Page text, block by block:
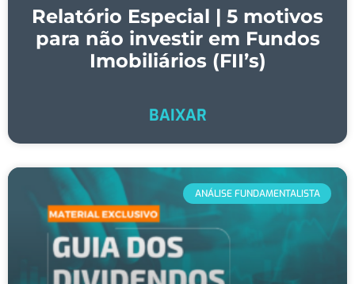
Relatório Especial | 5 motivos
para não investir em Fundos
Imobiliários (FII’s)
BAIXAR
ANÁLISE FUNDAMENTALISTA